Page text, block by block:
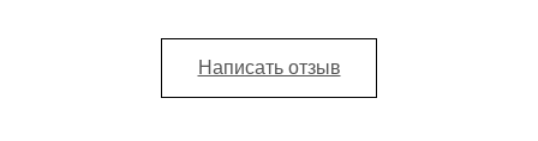
Написать отзыв